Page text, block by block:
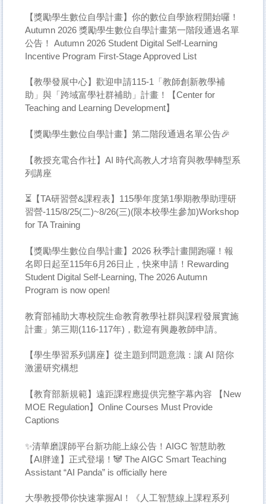
【獎勵學生數位自學計畫】你的數位自學旅程開始囉！
Autumn 2026 獎勵學生數位自學計畫第一階段通過名單
公告！ Autumn 2026 Student Digital Self-Learning
Incentive Program First-Stage Approved List
【教學發展中心】歡迎申請115-1「教師創新教學補
助」與「跨域富學社群補助」計畫！【Center for
Teaching and Learning Development】
【獎勵學生數位自學計畫】第二階段通過名單公告🎉
【教授充電合作社】AI 時代高教人才培育與教學轉型系
列講座
⏳【TA研習營&課程表】115學年度第1學期教學助理研
習營-115/8/25(二)~8/26(三)(限本校學生參加)Workshop
for TA Training
【獎勵學生數位自學計畫】2026 秋季計畫開跑囉！報
名即日起至115年6月26日止，快來申請！Rewarding
Student Digital Self-Learning, The 2026 Autumn
Program is now open!
教育部補助大專校院生命教育教學社群與課程發展實施
計畫」第三期(116-117年)，歡迎有興趣教師申請。
【學生學習系列講座】從主題到問題意識：讓 AI 陪你
激盪研究構想
【教育部新規範】遠距課程應提供完整字幕內容 【New
MOE Regulation】Online Courses Must Provide
Captions
✨清華磨課師平台新功能上線公告！AIGC 智慧助教
【AI胖達】正式登場！🐼 The AIGC Smart Teaching
Assistant “AI Panda” is officially here
大學教授帶你快速掌握AI！《人工智慧線上課程系列